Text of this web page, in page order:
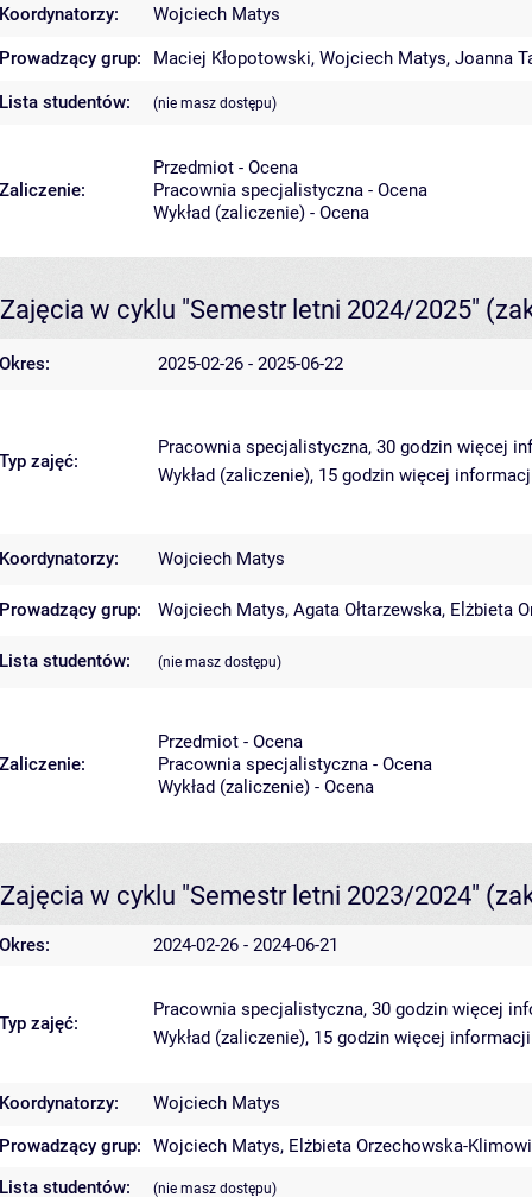
Koordynatorzy: Wojciech Matys
Prowadzący grup: Maciej Kłopotowski, Wojciech Matys, Joanna
Lista studentów: (nie masz dostępu)
Zaliczenie:
Przedmiot - Ocena
Pracownia specjalistyczna - Ocena
Wykład (zaliczenie) - Ocena
Zajęcia w cyklu "Semestr letni 2024/2025"
Okres: 2025-02-26 - 2025-06-22
Typ zajęć:
Pracownia specjalistyczna, 30 godzin więcej
Wykład (zaliczenie), 15 godzin więcej
Koordynatorzy: Wojciech Matys
Prowadzący grup: Wojciech Matys, Agata Ołtarzewska, Elżbieta
Lista studentów: (nie masz dostępu)
Zaliczenie:
Przedmiot - Ocena
Pracownia specjalistyczna - Ocena
Wykład (zaliczenie) - Ocena
Zajęcia w cyklu "Semestr letni 2023/2024"
Okres: 2024-02-26 - 2024-06-21
Typ zajęć:
Pracownia specjalistyczna, 30 godzin więcej
Wykład (zaliczenie), 15 godzin więcej informacji
Koordynatorzy:
Wojciech Matys
Prowadzący grup:
Wojciech Matys, Elżbieta Orzechowska-
Lista studentów:
(nie masz dostępu)